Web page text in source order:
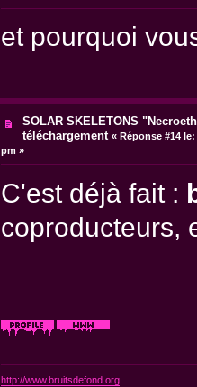
et pourquoi
SOLAR SKELETONS
téléchargement «Réponse #14 le:
pm »
C'est déjà fait :
coproducteurs,
http://www.bruitsdefond.org